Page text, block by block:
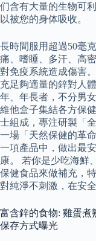
们含有大量的生物可
以被您的身体吸收。
長時間服用超過50毫
痛、嗜睡、多汗、高
對免疫系統造成傷害
充足夠適量的鋅對人
年、年長者，不分男
維他盒子集結各方保
士組成，專注研製「
一場「天然保健的革
一項產品中，做出最
康。 若你是少吃海鮮
保健食品來做補充，
對純淨不刺激，在安
富含鋅的食物: 雞蛋
保存方式曝光